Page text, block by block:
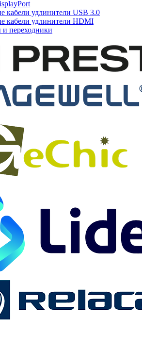
кабели удлинители USB 3.0
кабели удлинители HDMI
переходники